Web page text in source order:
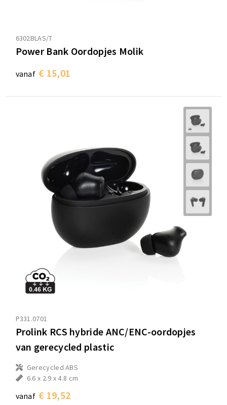
6302BLAS/T
Power Bank Oordopjes Molik
vanaf € 15,01
P331.0701
Prolink RCS hybride ANC/ENC-oordopjes
van gerecycled plastic
Gerecycled ABS
6.6 x 2.9 x 4.8 cm
vanaf € 19,52